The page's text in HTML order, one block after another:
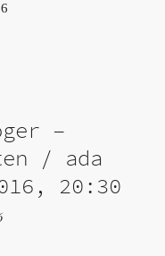
–
/ ada
20:30